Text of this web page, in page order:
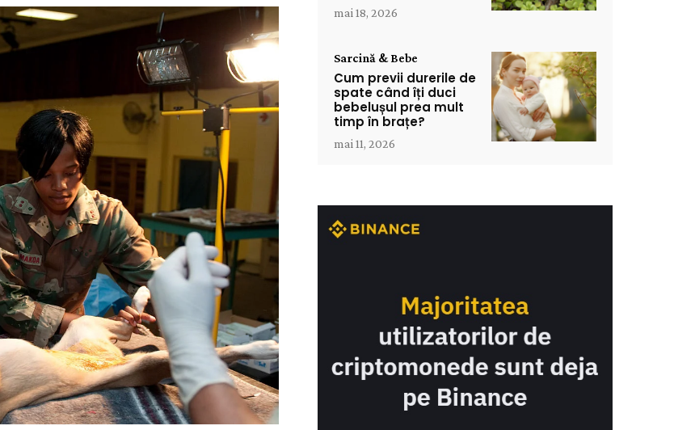
mai 18, 2026
Sarcină & Bebe
Cum previi durerile de
spate când îți duci
bebelușul prea mult
timp în brațe?
mai 11, 2026